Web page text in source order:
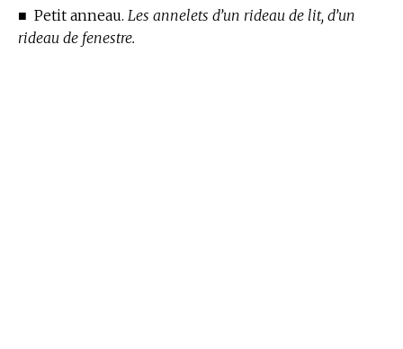
■ Petit anneau. Les annelets d’un rideau de lit, d’un
rideau de fenestre.